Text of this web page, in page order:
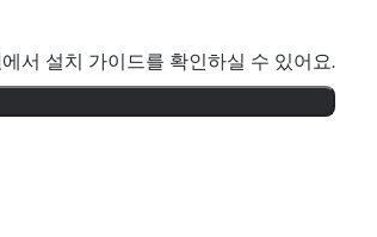
에서 설치 가이드를 확인하실 수 있어요.